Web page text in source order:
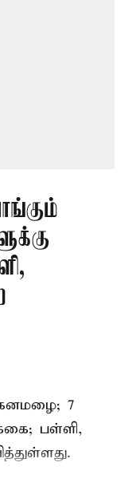
7
பள்ளி,